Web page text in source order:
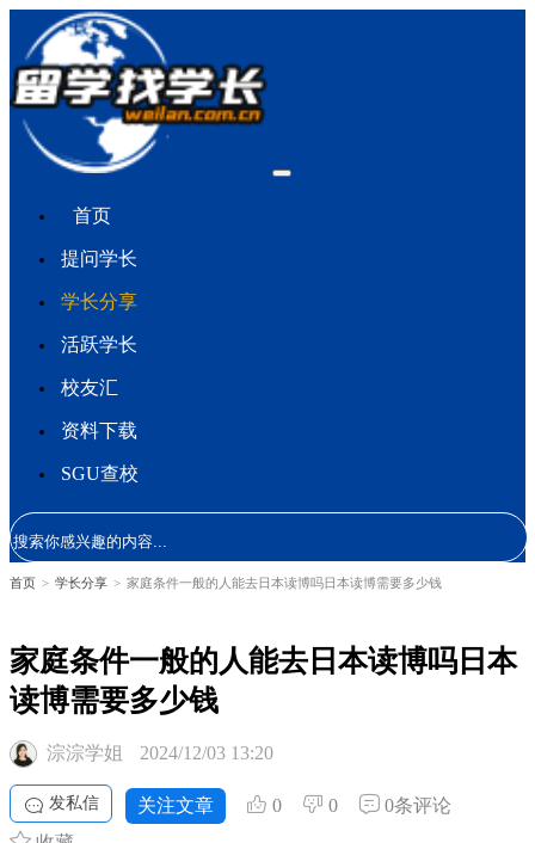
首页
提问学长
学长分享
活跃学长
校友汇
资料下载
SGU查校
首页 > 学长分享 > 家庭条件一般的人能去日本读博吗日本读博需要多少钱
家庭条件一般的人能去日本读博吗日本
读博需要多少钱
淙淙学姐 2024/12/03 13:20
发私信 关注文章 0 0
0条评论